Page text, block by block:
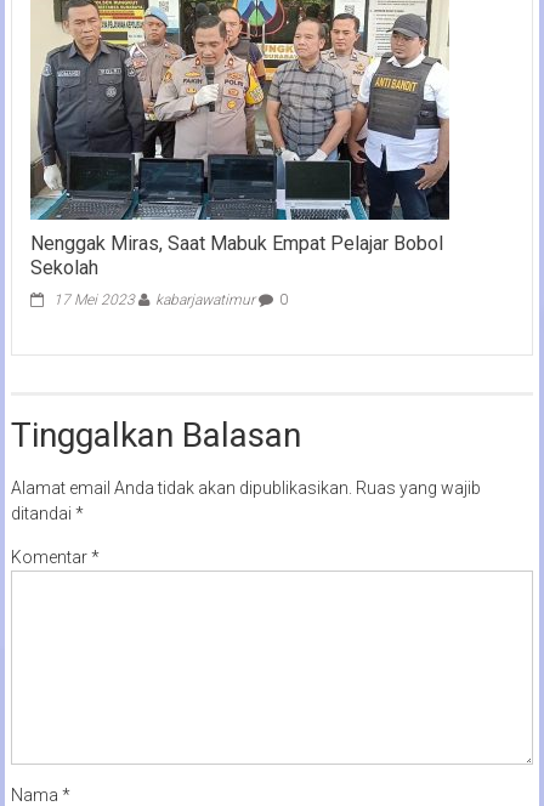
Nenggak Miras, Saat Mabuk Empat Pelajar Bobol
Sekolah
17 Mei 2023 kabarjawatimur 0
Tinggalkan Balasan
Alamat email Anda tidak akan dipublikasikan. Ruas yang wajib
ditandai *
Komentar*
Nama *